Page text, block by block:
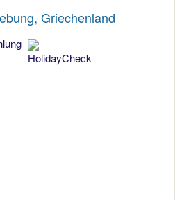
Griechenland